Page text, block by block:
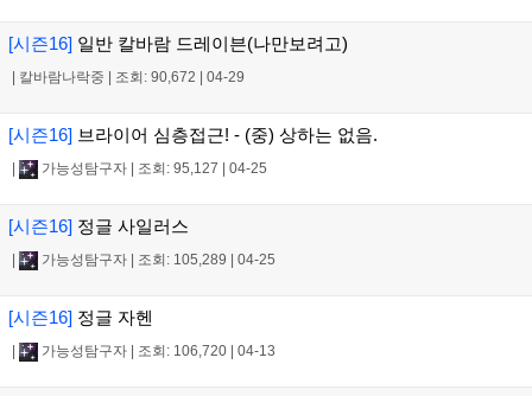
[시즌16] 일반 칼바람 드레이븐(나만보려고)
| 칼바람나락중 | 조회: 90,672 | 04-29
[시즌16] 브라이어 심층접근! - (중) 상하는 없음.
| 가능성탐구자 | 조회: 95,127 | 04-25
[시즌16] 정글 사일러스
| 가능성탐구자 | 조회: 105,289 | 04-25
[시즌16] 정글 자헨
| 가능성탐구자 | 조회: 106,720 | 04-13